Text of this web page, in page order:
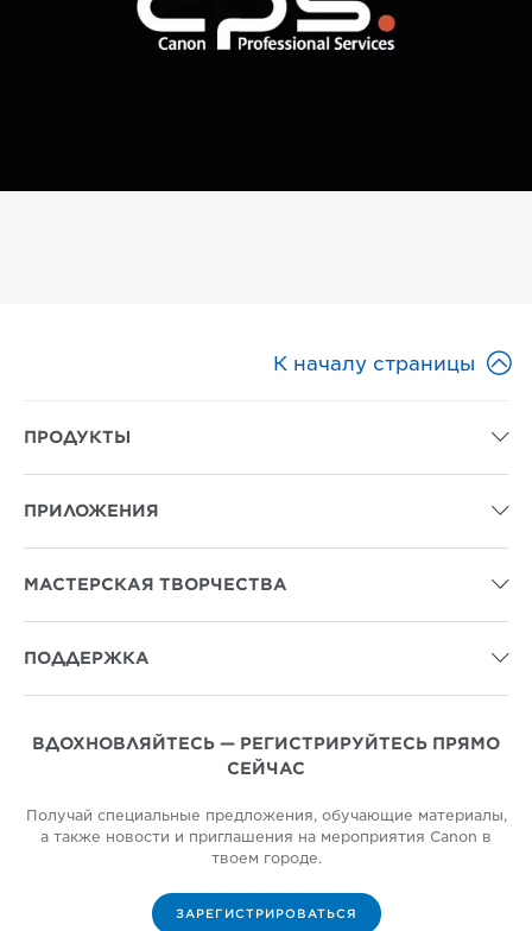
К началу страницы 
ПРОДУКТЫ 
ПРИЛОЖЕНИЯ 
МАСТЕРСКАЯ ТВОРЧЕСТВА 
ПОДДЕРЖКА 
ВДОХНОВЛЯЙТЕСЬ — РЕГИСТРИРУЙТЕСЬ ПРЯМО
СЕЙЧАС
Получай специальные предложения, обучающие материалы,
а также новости и приглашения на мероприятия Canon в
твоем городе.
ЗАРЕГИСТРИРОВАТЬСЯ